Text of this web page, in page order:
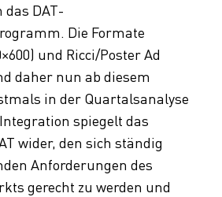
DAT-
Die Formate
und Ricci/Poster Ad
daher nun ab diesem
in der Quartalsanalyse
spiegelt das
wider, den sich ständig
Anforderungen des
gerecht zu werden und